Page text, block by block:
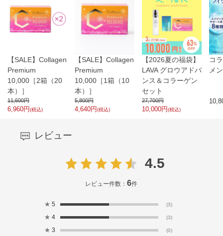
【SALE】Collagen
Premium
10,000［2箱（20
本）］
11,600円
6,960円(税込)
【SALE】Collagen
Premium
10,000［1箱（10
本）］
5,800円
4,640円(税込)
【2026夏の福袋】
LAVA グロウアドバ
ンス＆コラーゲン
セット
27,700円
10,000円(税込)
コ
メ
レビュー
4.5
レビュー件数：6件
★ 5 (3)
★ 4 (3)
★ 3 (0)